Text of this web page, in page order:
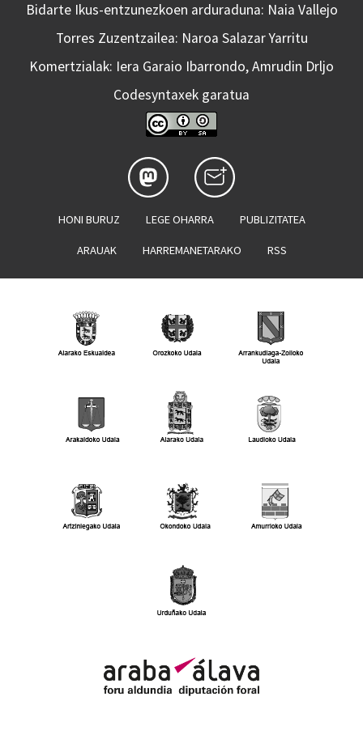
Bidarte Ikus-entzunezkoen arduraduna: Naia Vallejo
Torres Zuzentzailea: Naroa Salazar Yarritu
Komertzialak: Iera Garaio Ibarrondo, Amrudin Drljo
Codesyntaxek garatua
HONI BURUZ LEGE OHARRA PUBLIZITATEA
ARAUAK HARREMANETARAKO RSS